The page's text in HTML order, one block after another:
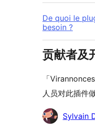
De quoi le
besoin ?
贡献者及
「
人员对此插件
贡
Sylvain